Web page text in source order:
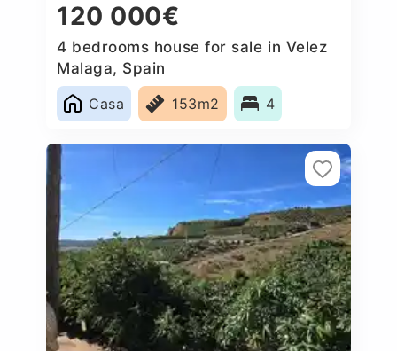
120 000€
4 bedrooms house for sale in Velez
Malaga, Spain
Casa
153m2 4